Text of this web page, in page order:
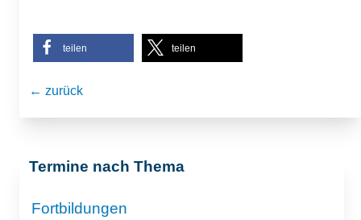
teilen teilen
← zurück
Termine nach Thema
Fortbildungen